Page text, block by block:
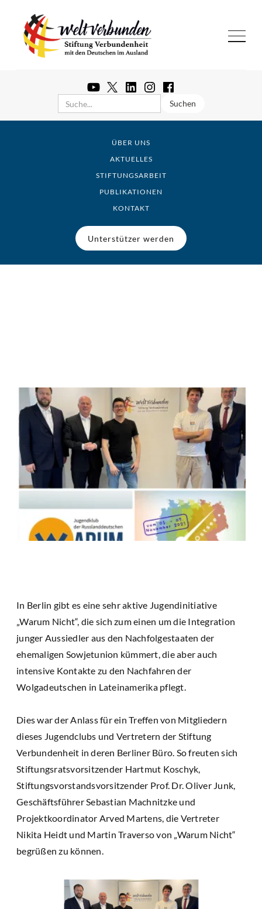
ÜBER UNS
AKTUELLES
STIFTUNGSARBEIT
PUBLIKATIONEN
KONTAKT
Unterstützer werden
In Berlin gibt es eine sehr aktive Jugendinitiative
„Warum Nicht“, die sich zum einen um die Integration
junger Aussiedler aus den Nachfolgestaaten der
ehemaligen Sowjetunion kümmert, die aber auch
intensive Kontakte zu den Nachfahren der
Wolgadeutschen in Lateinamerika pflegt.
Dies war der Anlass für ein Treffen von Mitgliedern
dieses Jugendclubs und Vertretern der Stiftung
Verbundenheit in deren Berliner Büro. So freuten sich
Stiftungsratsvorsitzender Hartmut Koschyk,
Stiftungsvorstandsvorsitzender Prof. Dr. Oliver Junk,
Geschäftsführer Sebastian Machnitzke und
Projektkoordinator Arved Martens, die Vertreter
Nikita Heidt und Martin Traverso von „Warum Nicht“
begrüßen zu können.